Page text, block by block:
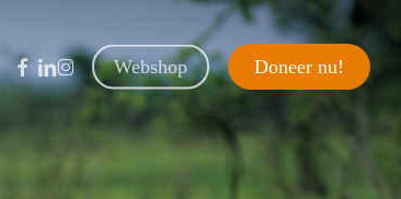
Webshop Doneer nu!
facebook
linkedin
instagram